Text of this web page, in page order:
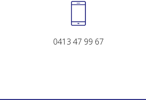
0413 47 99 67